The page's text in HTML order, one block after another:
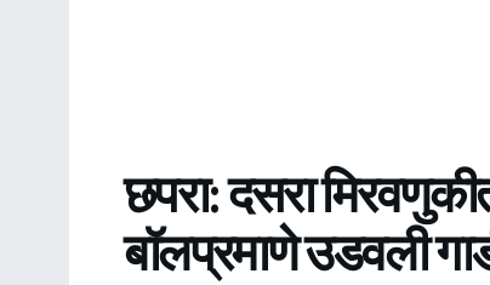
छपरा: दसरा
बॉलप्रमाणे उडवली